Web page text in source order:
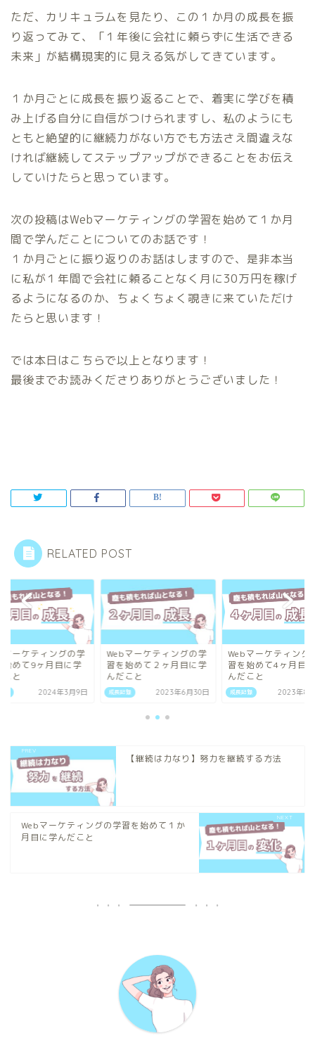
ただ、カリキュラムを見たり、この１か月の成長を振
り返ってみて、「１年後に会社に頼らずに生活できる
未来」が結構現実的に見える気がしてきています。
１か月ごとに成長を振り返ることで、着実に学びを積
み上げる自分に自信がつけられますし、私のようにも
ともと絶望的に継続力がない方でも方法さえ間違えな
ければ継続してステップアップができることをお伝え
していけたらと思っています。
次の投稿はWebマーケティングの学習を始めて１か月
間で学んだことについてのお話です！
１か月ごとに振り返りのお話はしますので、是非本当
に私が１年間で会社に頼ることなく月に30万円を稼げ
るようになるのか、ちょくちょく覗きに来ていただけ
たらと思います！
では本日はこちらで以上となります！
最後までお読みくださりありがとうございました！
RELATED POST
マーケティングの学
始めて9ヶ月目に学
こと
2024年3月9日 成長記録
Webマーケティングの学
習を始めて２ヶ月目に学
んだこと
2023年6月30日 成長記録
Webマーケティング
習を始めて4ヶ月目
んだこと
2023年8
【継続は力なり】努力を継続する方法
Webマーケティングの学習を始めて１か
月目に学んだこと